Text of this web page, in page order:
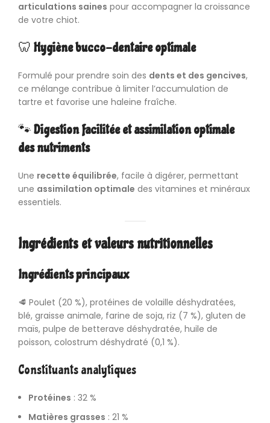
articulations saines pour accompagner la croissance
de votre chiot.
🦷 Hygiène bucco-dentaire optimale
Formulé pour prendre soin des dents et des gencives,
ce mélange contribue à limiter l’accumulation de
tartre et favorise une haleine fraîche.
🐾Digestion facilitée et assimilation optimale
des nutriments
Une recette équilibrée, facile à digérer, permettant
une assimilation optimale des vitamines et minéraux
essentiels.
Ingrédients et valeurs nutritionnelles
Ingrédients principaux
🥩 Poulet (20 %), protéines de volaille déshydratées,
blé, graisse animale, farine de soja, riz (7 %), gluten de
maïs, pulpe de betterave déshydratée, huile de
poisson, colostrum déshydraté (0,1 %).
Constituants analytiques
Protéines : 32 %
Matières grasses : 21 %